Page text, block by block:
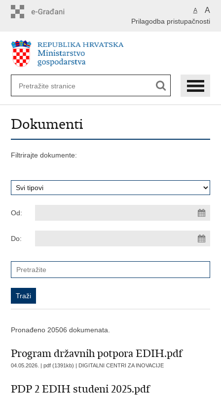
A A
Prilagodba pristupačnosti
Dokumenti
Filtrirajte dokumente:
Od:
Do:
Pronađeno 20506 dokumenata.
Program državnih potpora EDIH.pdf
04.05.2026. | pdf (1391kb) | DIGITALNI CENTRI ZA INOVACIJE
PDP 2 EDIH studeni 2025.pdf